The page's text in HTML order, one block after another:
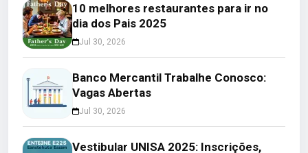
10 melhores restaurantes para ir no
dia dos Pais 2025
Jul 30, 2026
Banco Mercantil Trabalhe Conosco:
Vagas Abertas
Jul 30, 2026
Vestibular UNISA 2025: Inscrições,